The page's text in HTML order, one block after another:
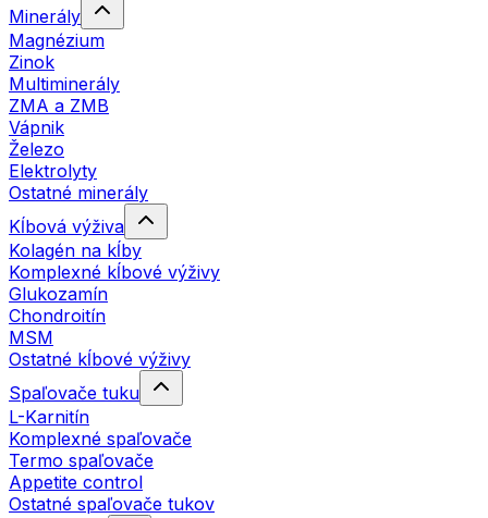
Minerály
Magnézium
Zinok
Multiminerály
ZMA a ZMB
Vápnik
Železo
Elektrolyty
Ostatné minerály
Kĺbová výživa
Kolagén na kĺby
Komplexné kĺbové výživy
Glukozamín
Chondroitín
MSM
Ostatné kĺbové výživy
Spaľovače tuku
L-Karnitín
Komplexné spaľovače
Termo spaľovače
Appetite control
Ostatné spaľovače tukov